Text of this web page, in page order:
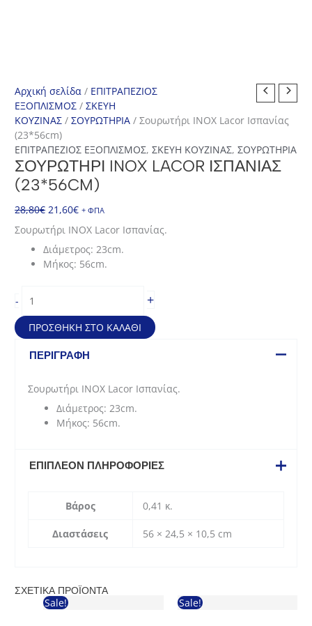
Αρχική σελίδα / ΕΠΙΤΡΑΠΕΖΙΟΣ
ΕΞΟΠΛΙΣΜΟΣ /ΣΚΕΥΗ
ΚΟΥΖΙΝΑΣ /ΣΟΥΡΩΤΗΡΙΑ / Σουρωτήρι INOX Lacor Ισπανίας
(23*56cm)
ΕΠΙΤΡΑΠΕΖΙΟΣ ΕΞΟΠΛΙΣΜΟΣ,ΣΚΕΥΗ ΚΟΥΖΙΝΑΣ,ΣΟΥΡΩΤΗΡΙΑ
ΣΟΥΡΩΤΉΡΙ INOX LACOR ΙΣΠΑΝΊΑΣ
(23*56CM)
28,80€ Original
price
was:
28,80€.
21,60€Η
τρέχουσα
είναι:
21,60€.
+ ΦΠΑ
Σουρωτήρι INOX Lacor Ισπανίας.
Διάμετρος: 23cm.
Μήκος: 56cm.
-
INOX
Lacor
Ισπανίας
(23*56cm)
+
ΠΡΟΣΘΉΚΗ ΣΤΟ ΚΑΛΆΘΙ
ΠΕΡΙΓΡΑΦΉ
Σουρωτήρι INOX Lacor Ισπανίας.
Διάμετρος: 23cm.
Μήκος: 56cm.
ΕΠΙΠΛΈΟΝ ΠΛΗΡΟΦΟΡΊΕΣ
Βάρος 0,41 κ.
Διαστάσεις 56 × 24,5 × 10,5 cm
ΣΧΕΤΙΚΆ ΠΡΟΪΌΝΤΑ
Sale! Sale!